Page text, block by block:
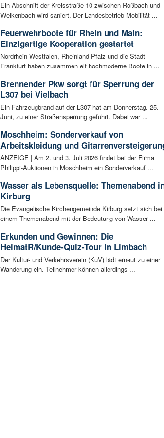
Ein Abschnitt der Kreisstraße 10 zwischen Roßbach und
Welkenbach wird saniert. Der Landesbetrieb Mobilität ...
Feuerwehrboote für Rhein und Main:
Einzigartige Kooperation gestartet
Nordrhein-Westfalen, Rheinland-Pfalz und die Stadt
Frankfurt haben zusammen elf hochmoderne Boote in ...
Brennender Pkw sorgt für Sperrung der
L307 bei Vielbach
Ein Fahrzeugbrand auf der L307 hat am Donnerstag, 25.
Juni, zu einer Straßensperrung geführt. Dabei war ...
Moschheim: Sonderverkauf von
Arbeitskleidung und
ANZEIGE | Am 2. und 3. Juli 2026 findet bei der Firma
Philippi-Auktionen in Moschheim ein Sonderverkauf ...
Wasser als Lebensquelle: Themenabend
Kirburg
Die Evangelische Kirchengemeinde Kirburg setzt sich bei
einem Themenabend mit der Bedeutung von Wasser ...
Erkunden und Gewinnen: Die
HeimatR/Kunde-Quiz-Tour in Limbach
Der Kultur- und Verkehrsverein (KuV) lädt erneut zu einer
Wanderung ein. Teilnehmer können allerdings ...